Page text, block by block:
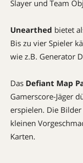
Slayer und Team
Unearthed bietet
Bis zu vier Spieler
wie z.B. Generator
Das Defiant Map
Gamerscore-Jäger
erspielen. Die
kleinen
Karten.